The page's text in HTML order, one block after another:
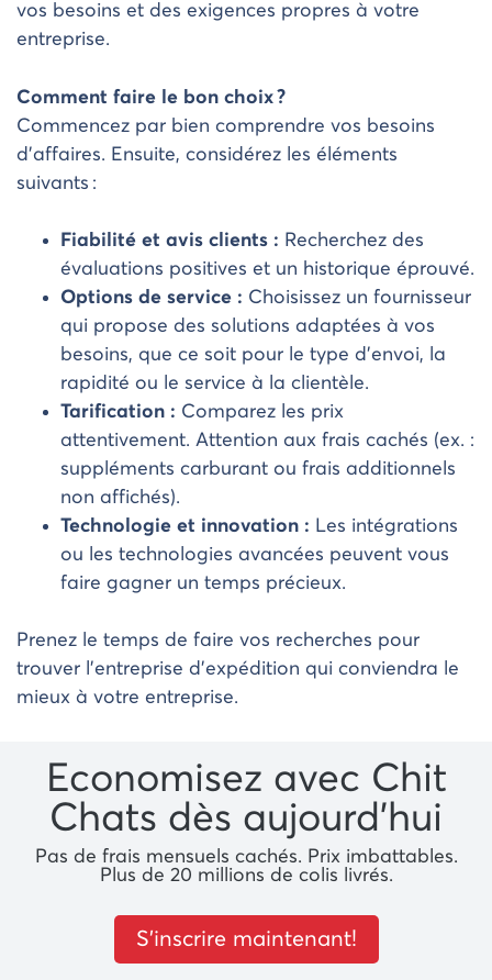
vos besoins et des exigences propres à votre
entreprise.
Comment faire le bon choix ?
Commencez par bien comprendre vos besoins
d’affaires. Ensuite, considérez les éléments
suivants :
Fiabilité et avis clients : Recherchez des
évaluations positives et un historique éprouvé.
Options de service : Choisissez un fournisseur
qui propose des solutions adaptées à vos
besoins, que ce soit pour le type d’envoi, la
rapidité ou le service à la clientèle.
Tarification : Comparez les prix
attentivement. Attention aux frais cachés (ex. :
suppléments carburant ou frais additionnels
non affichés).
Technologie et innovation : Les intégrations
ou les technologies avancées peuvent vous
faire gagner un temps précieux.
Prenez le temps de faire vos recherches pour
trouver l’entreprise d’expédition qui conviendra le
mieux à votre entreprise.
Economisez avec Chit
Chats dès aujourd’hui
Pas de frais mensuels cachés. Prix ​​imbattables.
Plus de 20 millions de colis livrés.
S’inscrire maintenant!